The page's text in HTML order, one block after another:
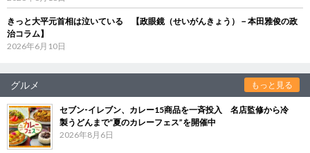
きっと大平元首相は泣いている 【政眼鏡（せいがんきょう）－本田雅俊の政
治コラム】
2026年6月10日
グルメ もっと見る
セブン‐イレブン、カレー15商品を一斉投入 名店監修から冷
製うどんまで“夏のカレーフェス”を開催中
2026年8月6日